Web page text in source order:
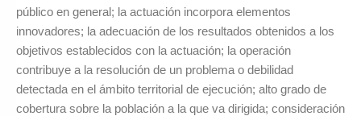
público en general; la actuación incorpora elementos
innovadores; la adecuación de los resultados obtenidos a los
objetivos establecidos con la actuación; la operación
contribuye a la resolución de un problema o debilidad
detectada en el ámbito territorial de ejecución; alto grado de
cobertura sobre la población a la que va dirigida; consideración